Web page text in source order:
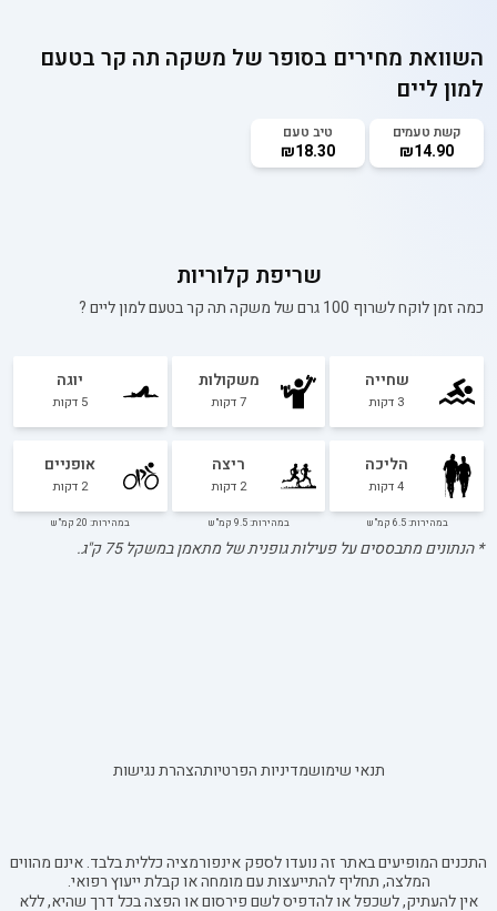
השוואת מחירים בסופר של משקה תה קר בטעם
למון ליים
קשת טעמים
₪14.90
טיב טעם
₪18.30
שריפת קלוריות
כמה זמן לוקח לשרוף 100 גרם של משקה תה קר בטעם למון ליים?
שחייה
3 דקות
משקולות
7דקות
יוגה
5 דקות
הליכה
4דקות
במהירות: 6.5 קמ"ש
ריצה
2 דקות
במהירות: 9.5 קמ"ש
אופניים
2 דקות
במהירות: 20 קמ"ש
* הנתונים מתבססים על פעילות גופנית של מתאמן במשקל75ק"ג.
תנאי שימושמדיניות הפרטיותהצהרת נגישות
התכנים המופיעים באתר זה נועדו לספק אינפורמציה כללית בלבד. אינם מהווים
המלצה, תחליף להתייעצות עם מומחה או קבלת ייעוץ רפואי.
אין להעתיק, לשכפל או להדפיס לשם פירסום או הפצה בכל דרך שהיא, ללא